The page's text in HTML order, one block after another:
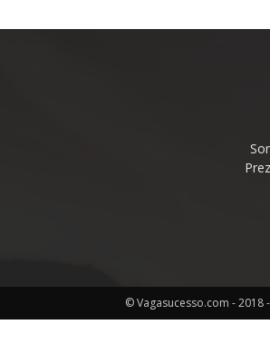
© Vagasucesso.com -